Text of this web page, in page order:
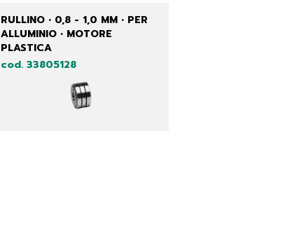
RULLINO • 0,8 - 1,0 MM • PER
ALLUMINIO • MOTORE
PLASTICA
cod. 33805128